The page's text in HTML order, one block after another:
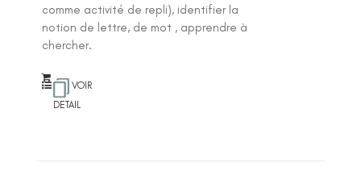
comme activité de repli), identifier la
notion de lettre, de mot , apprendre à
chercher.
VOIR
DETAIL